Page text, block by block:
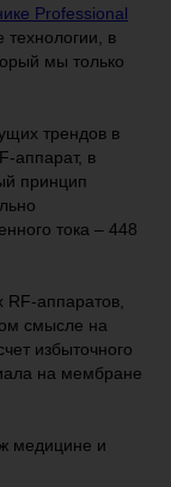
Professional
в
мы только
трендов в
аппарат, в
принцип
тока – 448
RF-аппаратов,
смысле на
избыточного
на мембране
медицине и